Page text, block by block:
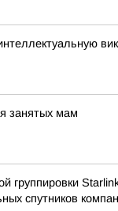
занятых мам
группировки
спутников